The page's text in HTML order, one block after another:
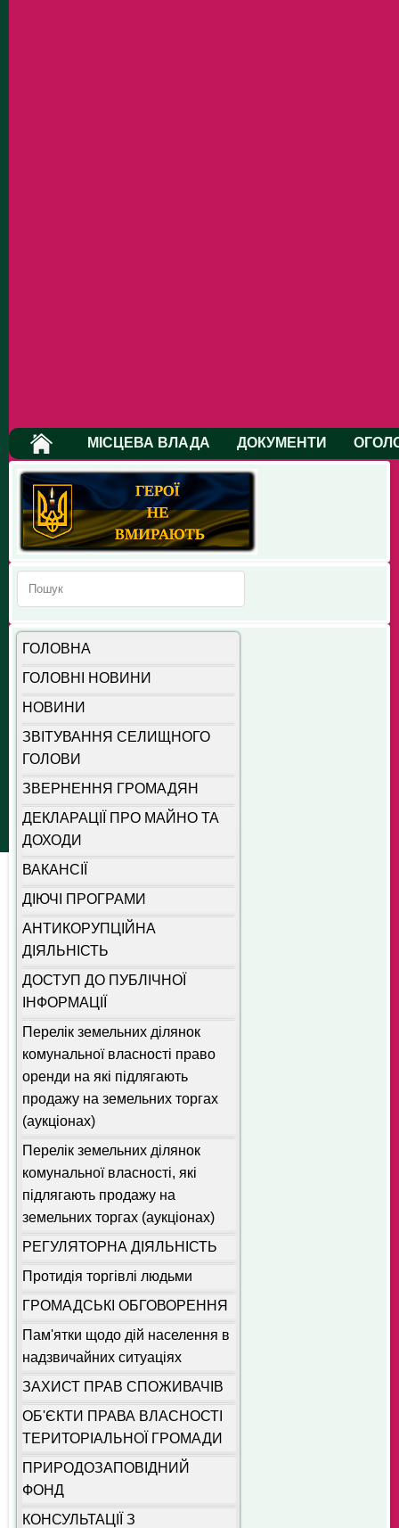
МІСЦЕВА ВЛАДА ДОКУМЕНТИ
ГОЛОВНА
ГОЛОВНІ НОВИНИ
НОВИНИ
ЗВІТУВАННЯ СЕЛИЩНОГО
ГОЛОВИ
ЗВЕРНЕННЯ ГРОМАДЯН
ДЕКЛАРАЦІЇ ПРО МАЙНО ТА
ДОХОДИ
ВАКАНСІЇ
ДІЮЧІ ПРОГРАМИ
АНТИКОРУПЦІЙНА
ДІЯЛЬНІСТЬ
ДОСТУП ДО ПУБЛІЧНОЇ
ІНФОРМАЦІЇ
Перелік земельних ділянок
комунальної власності право
оренди на які підлягають
продажу на земельних торгах
(аукціонах)
Перелік земельних ділянок
комунальної власності, які
підлягають продажу на
земельних торгах (аукціонах)
РЕГУЛЯТОРНА ДІЯЛЬНІСТЬ
Протидія торгівлі людьми
ГРОМАДСЬКІ ОБГОВОРЕННЯ
Пам'ятки щодо дій населення в
надзвичайних ситуаціях
ЗАХИСТ ПРАВ СПОЖИВАЧІВ
ОБ'ЄКТИ ПРАВА ВЛАСНОСТІ
ТЕРИТОРІАЛЬНОЇ ГРОМАДИ
ПРИРОДОЗАПОВІДНИЙ
ФОНД
КОНСУЛЬТАЦІЇ З